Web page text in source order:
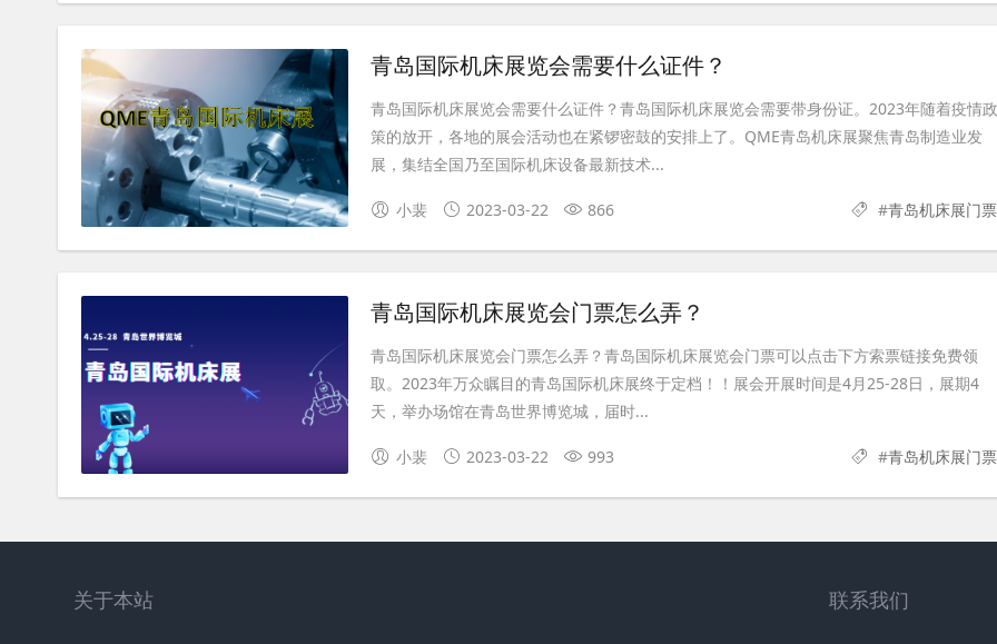
青岛国际机床展览会需要什么证件？
青岛国际机床展览会需要什么证件？青岛国际机床展览会需要带身份证。2023年随着疫情政
策的放开，各地的展会活动也在紧锣密鼓的安排上了。QME青岛机床展聚焦青岛制造业发
展，集结全国乃至国际机床设备最新技术...
小裴 2023-03-22 866 #青岛机床展门票
青岛国际机床展览会门票怎么弄？
青岛国际机床展览会门票怎么弄？青岛国际机床展览会门票可以点击下方索票链接免费领
取。2023年万众瞩目的青岛国际机床展终于定档！！展会开展时间是4月25-28日，展期4
天，举办场馆在青岛世界博览城，届时...
小裴 2023-03-22 993 #青岛机床展门票
关于本站 联系我们